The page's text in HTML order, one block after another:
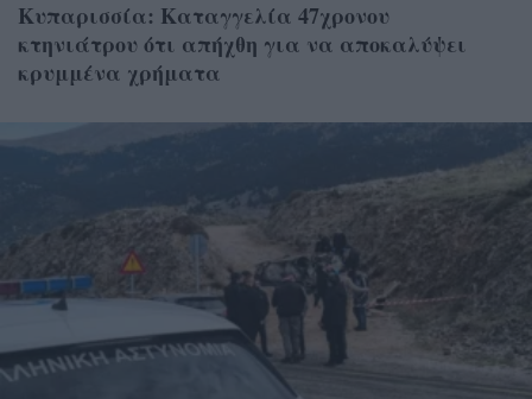
Κυπαρισσία: Καταγγελία 47χρονου
κτηνιάτρου ότι απήχθη για να αποκαλύψει
κρυμμένα χρήματα